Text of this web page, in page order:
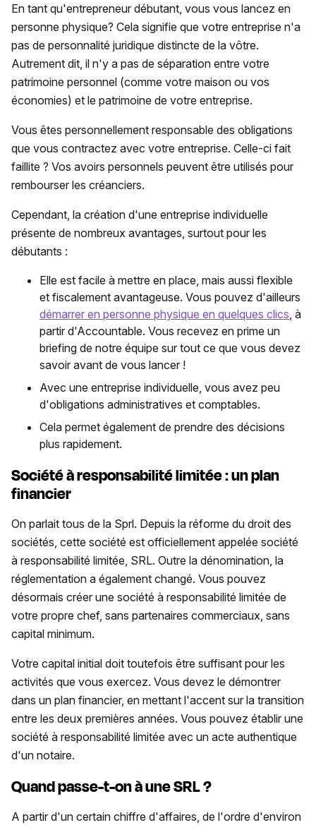
En tant qu'entrepreneur débutant, vous vous lancez en
personne physique? Cela signifie que votre entreprise n'a
pas de personnalité juridique distincte de la vôtre.
Autrement dit, il n'y a pas de séparation entre votre
patrimoine personnel (comme votre maison ou vos
économies) et le patrimoine de votre entreprise.
Vous êtes personnellement responsable des obligations
que vous contractez avec votre entreprise. Celle-ci fait
faillite ? Vos avoirs personnels peuvent être utilisés pour
rembourser les créanciers.
Cependant, la création d'une entreprise individuelle
présente de nombreux avantages, surtout pour les
débutants :
Elle est facile à mettre en place, mais aussi flexible
et fiscalement avantageuse. Vous pouvez d'ailleurs
démarrer en personne physique en quelques clics , à
partir d'Accountable. Vous recevez en prime un
briefing de notre équipe sur tout ce que vous devez
savoir avant de vous lancer !
Avec une entreprise individuelle, vous avez peu
d'obligations administratives et comptables.
Cela permet également de prendre des décisions
plus rapidement.
Société à responsabilité limitée : un plan
financier
On parlait tous de la Sprl. Depuis la réforme du droit des
sociétés, cette société est officiellement appelée société
à responsabilité limitée, SRL. Outre la dénomination, la
réglementation a également changé. Vous pouvez
désormais créer une société à responsabilité limitée de
votre propre chef, sans partenaires commerciaux, sans
capital minimum.
Votre capital initial doit toutefois être suffisant pour les
activités que vous exercez. Vous devez le démontrer
dans un plan financier, en mettant l'accent sur la transition
entre les deux premières années. Vous pouvez établir une
société à responsabilité limitée avec un acte authentique
d'un notaire.
Quand passe-t-on à une SRL ?
A partir d'un certain chiffre d'affaires, de l'ordre d'environ